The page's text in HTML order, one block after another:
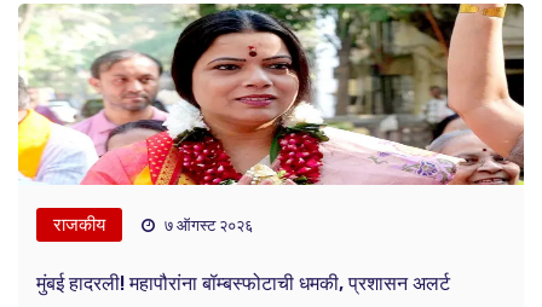
राजकीय ७ ऑगस्ट २०२६
मुंबई हादरली! महापौरांना बॉम्बस्फोटाची धमकी, प्रशासन अलर्ट